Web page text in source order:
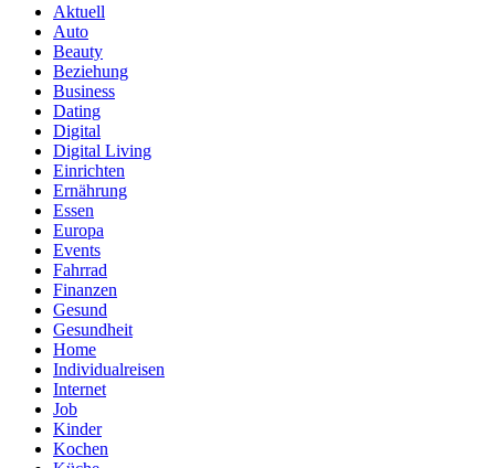
Aktuell
Auto
Beauty
Beziehung
Business
Dating
Digital
Digital Living
Einrichten
Ernährung
Essen
Europa
Events
Fahrrad
Finanzen
Gesund
Gesundheit
Home
Individualreisen
Internet
Job
Kinder
Kochen